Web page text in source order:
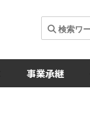
事業承継